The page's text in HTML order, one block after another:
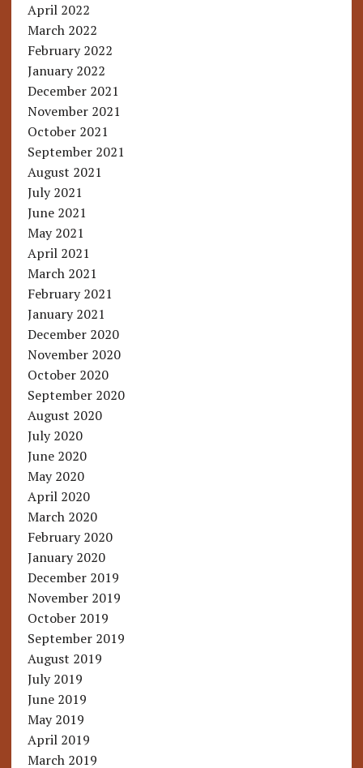
April 2022
March 2022
February 2022
January 2022
December 2021
November 2021
October 2021
September 2021
August 2021
July 2021
June 2021
May 2021
April 2021
March 2021
February 2021
January 2021
December 2020
November 2020
October 2020
September 2020
August 2020
July 2020
June 2020
May 2020
April 2020
March 2020
February 2020
January 2020
December 2019
November 2019
October 2019
September 2019
August 2019
July 2019
June 2019
May 2019
April 2019
March 2019